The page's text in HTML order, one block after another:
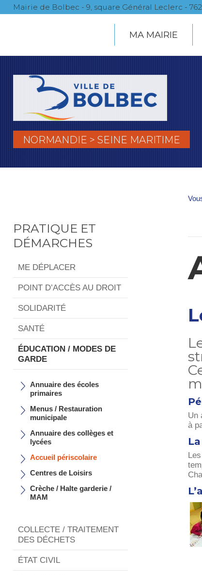
Mairie de Bolbec - 9, square Général Leclerc -
MA MAIRIE
NORMANDIE > SEINE MARITIME
PRATIQUE ET
DÉMARCHES
ME DÉPLACER
POINT D’ACCÈS AU DROIT
SOLIDARITÉ
SANTÉ
ÉDUCATION / MODES DE
GARDE
Annuaire des écoles
primaires
Menus / Restauration
municipale
Annuaire des collèges et
lycées
Accueil périscolaire
Centres de Loisirs
Crèche / Halte garderie /
MAM
COLLECTE / TRAITEMENT
DES DÉCHETS
ÉTAT CIVIL
Un
à